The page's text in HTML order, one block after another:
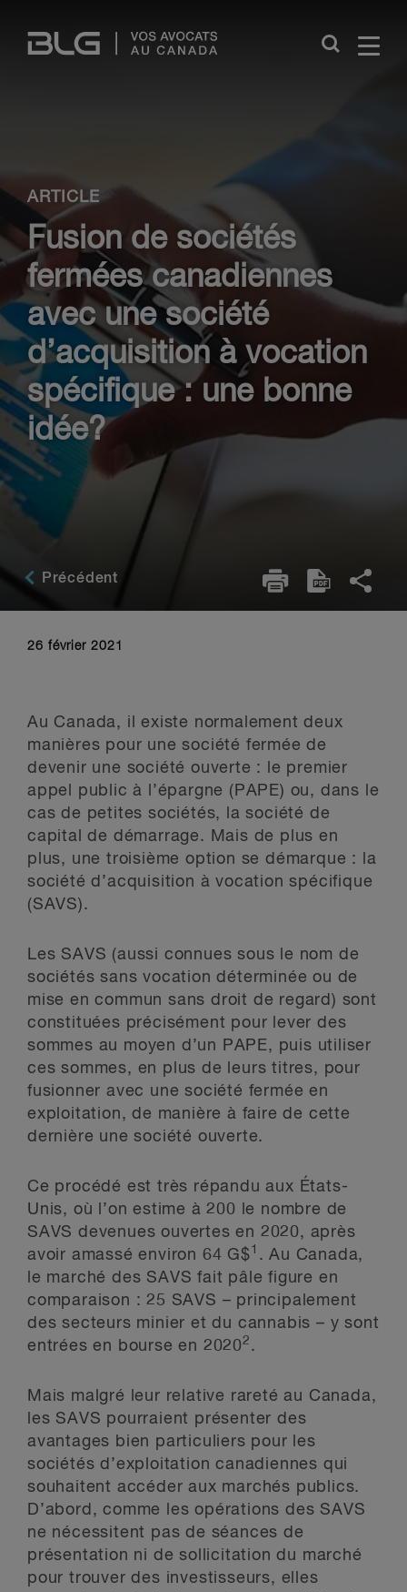
Links
Close
ARTICLE
Fusion de sociétés
fermées canadiennes
avec une société
d’acquisition à vocation
spécifique : une bonne
idée?
Précédent
26 février 2021
Au Canada, il existe normalement deux
manières pour une société fermée de
devenir une société ouverte : le premier
appel public à l’épargne (PAPE) ou, dans le
cas de petites sociétés, la société de
capital de démarrage. Mais de plus en
plus, une troisième option se démarque : la
société d’acquisition à vocation spécifique
(SAVS).
Les SAVS (aussi connues sous le nom de
sociétés sans vocation déterminée ou de
mise en commun sans droit de regard) sont
constituées précisément pour lever des
sommes au moyen d’un PAPE, puis utiliser
ces sommes, en plus de leurs titres, pour
fusionner avec une société fermée en
exploitation, de manière à faire de cette
dernière une société ouverte.
Ce procédé est très répandu aux États-
Unis, où l’on estime à 200 le nombre de
SAVS devenues ouvertes en 2020, après
avoir amassé environ 64 G$1 . Au Canada,
le marché des SAVS fait pâle figure en
comparaison : 25 SAVS – principalement
des secteurs minier et du cannabis – y sont
entrées en bourse en 20202 .
Mais malgré leur relative rareté au Canada,
les SAVS pourraient présenter des
avantages bien particuliers pour les
sociétés d’exploitation canadiennes qui
souhaitent accéder aux marchés publics.
D’abord, comme les opérations des SAVS
ne nécessitent pas de séances de
présentation ni de sollicitation du marché
pour trouver des investisseurs, elles